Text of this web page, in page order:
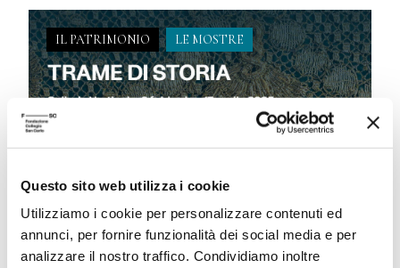
Questo sito web utilizza i cookie
Utilizziamo i cookie per personalizzare contenuti ed
annunci, per fornire funzionalità dei social media e per
analizzare il nostro traffico. Condividiamo inoltre
IL PATRIMONIO LE MOSTRE
Trame di storia
30 Gennaio 2025